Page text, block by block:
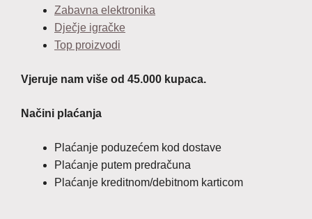
Zabavna elektronika
Dječje igračke
Top proizvodi
Vjeruje nam više od 45.000 kupaca.
Načini plaćanja
Plaćanje poduzećem kod dostave
Plaćanje putem predračuna
Plaćanje kreditnom/debitnom karticom